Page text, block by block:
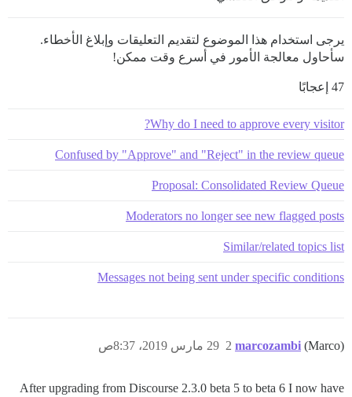
يرجى استخدام هذا الموضوع لتقديم التعليقات وإبلاغ الأخطاء.
سأحاول معالجة الأمور في أسرع وقت ممكن!
47 إعجابًا
Why do I need to approve every visitor?
Confused by "Approve" and "Reject" in the review queue
Proposal: Consolidated Review Queue
Moderators no longer see new flagged posts
Similar/related topics list
Messages not being sent under specific conditions
marcozambi (Marco) 29 مارس 2019، 8:37ص 2
After upgrading from Discourse 2.3.0 beta 5 to beta 6 I now have